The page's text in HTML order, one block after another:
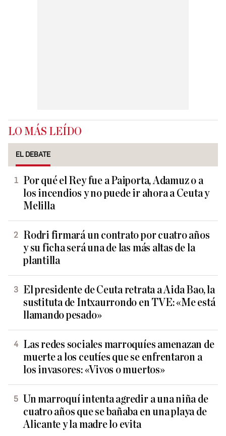
LO MÁS LEÍDO
EL DEBATE
Por qué el Rey fue a Paiporta, Adamuz o a
los incendios y no puede ir ahora a Ceuta y
Melilla
Rodri firmará un contrato por cuatro años
y su ficha será una de las más altas de la
plantilla
El presidente de Ceuta retrata a Aida Bao, la
sustituta de Intxaurrondo en TVE: «Me está
llamando pesado»
Las redes sociales marroquíes amenazan de
muerte a los ceutíes que se enfrentaron a
los invasores: «Vivos o muertos»
Un marroquí intenta agredir a una niña de
cuatro años que se bañaba en una playa de
Alicante y la madre lo evita